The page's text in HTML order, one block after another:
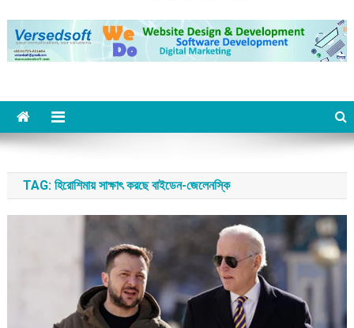
Daily Shomoy, Since 2004
from LONDON
TAG: হিরোশিমায় সাক্ষাৎ করছে বাইডেন-জেলেনস্কি